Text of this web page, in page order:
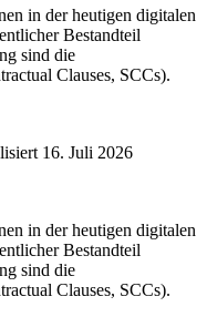
in der heutigen digitalen
Bestandteil
sind die
Clauses, SCCs).
16. Juli 2026
in der heutigen digitalen
Bestandteil
sind die
Clauses, SCCs).